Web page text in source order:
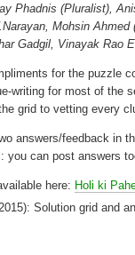
Phadnis (Pluralist),
Mohsin
Gadgil, Vinayak Rao
for the puzzle
writing for most of the
grid to vetting every
answers/feedback in
you can post answers
here: Holi ki
Solution grid and